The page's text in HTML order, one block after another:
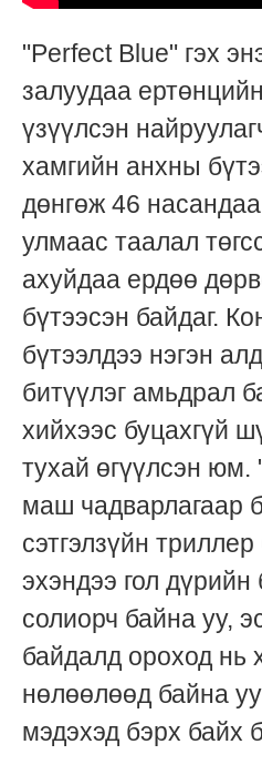
"Perfect Blue" гэх
залуудаа
үзүүлсэн
хамгийн анхны
дөнгөж 46
улмаас таалал
ахуйдаа ердөө
бүтээсэн байдаг.
бүтээлдээ нэгэн
битүүлэг амьдрал
хийхээс буцахгүй
тухай өгүүлсэн юм.
маш чадварлагаар
сэтгэлзүйн
эхэндээ гол дүрийн
солиорч байна уу,
байдалд ороход нь
нөлөөлөөд байна уу
мэдэхэд бэрх байх